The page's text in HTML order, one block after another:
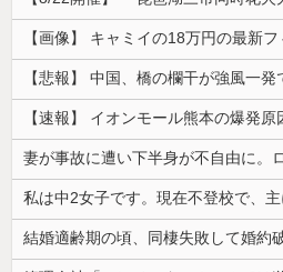
【速報】 イオンモール熊本の爆発原